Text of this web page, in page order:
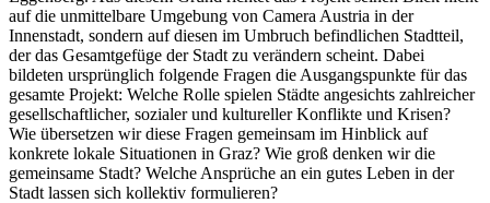
auf die unmittelbare Umgebung von Camera Austria in der
Innenstadt, sondern auf diesen im Umbruch befindlichen Stadtteil,
der das Gesamtgefüge der Stadt zu verändern scheint. Dabei
bildeten ursprünglich folgende Fragen die Ausgangspunkte für das
gesamte Projekt: Welche Rolle spielen Städte angesichts zahlreicher
gesellschaftlicher, sozialer und kultureller Konflikte und Krisen?
Wie übersetzen wir diese Fragen gemeinsam im Hinblick auf
konkrete lokale Situationen in Graz? Wie groß denken wir die
gemeinsame Stadt? Welche Ansprüche an ein gutes Leben in der
Stadt lassen sich kollektiv formulieren?